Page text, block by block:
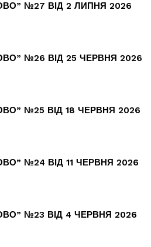
№27 ВІД 2 ЛИПНЯ 2026
№26 ВІД 25 ЧЕРВНЯ 2026
№25 ВІД 18 ЧЕРВНЯ 2026
№24 ВІД 11 ЧЕРВНЯ 2026
№23 ВІД 4 ЧЕРВНЯ 2026